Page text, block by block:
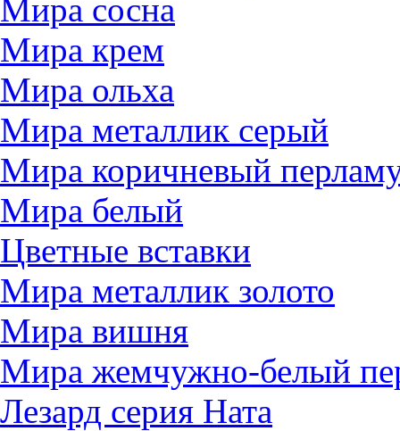
Мира сосна
Мира крем
Мира ольха
Мира металлик серый
Мира коричневый
Мира белый
Цветные вставки
Мира металлик золото
Мира вишня
Мира жемчужно-белый
Лезард серия Ната